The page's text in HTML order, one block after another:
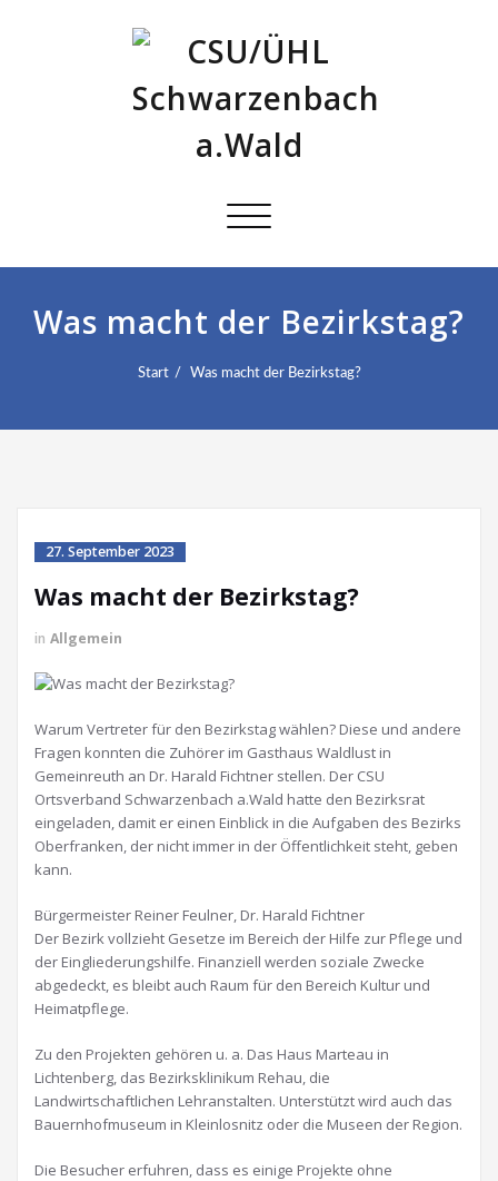
Schalte
Was macht der Bezirkstag?
Start Was macht der Bezirkstag?
27. September 2023
Was macht der Bezirkstag?
in Allgemein
Warum Vertreter für den Bezirkstag wählen? Diese und andere
Fragen konnten die Zuhörer im Gasthaus Waldlust in
Gemeinreuth an Dr. Harald Fichtner stellen. Der CSU
Ortsverband Schwarzenbach a.Wald hatte den Bezirksrat
eingeladen, damit er einen Einblick in die Aufgaben des Bezirks
Oberfranken, der nicht immer in der Öffentlichkeit steht, geben
kann.
Bürgermeister Reiner Feulner, Dr. Harald Fichtner
Der Bezirk vollzieht Gesetze im Bereich der Hilfe zur Pflege und
der Eingliederungshilfe. Finanziell werden soziale Zwecke
abgedeckt, es bleibt auch Raum für den Bereich Kultur und
Heimatpflege.
Zu den Projekten gehören u. a. Das Haus Marteau in
Lichtenberg, das Bezirksklinikum Rehau, die
Landwirtschaftlichen Lehranstalten. Unterstützt wird auch das
Bauernhofmuseum in Kleinlosnitz oder die Museen der Region.
Die Besucher erfuhren, dass es einige Projekte ohne